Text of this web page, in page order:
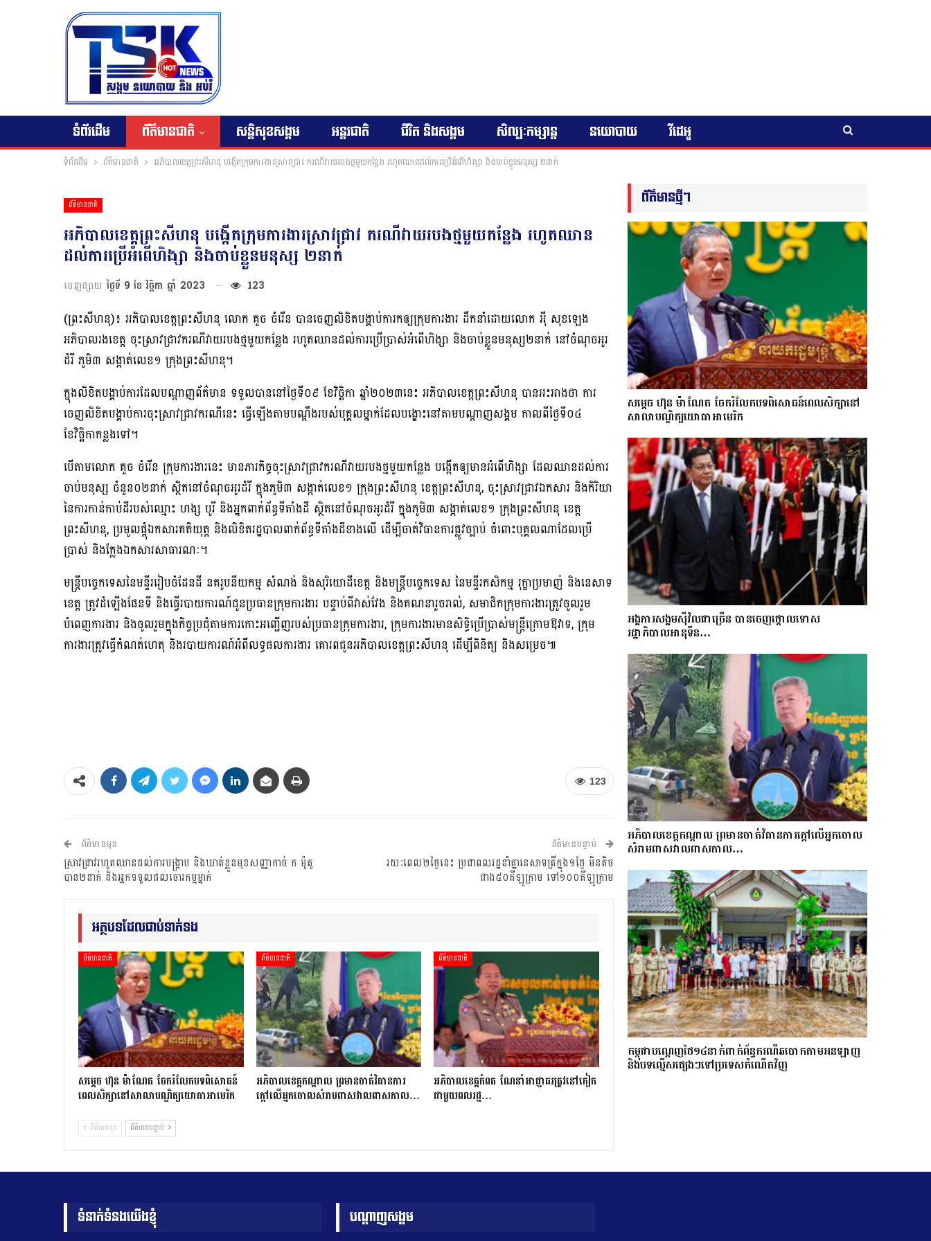
ទំព័រដើម ព័ត៌មានជាតិ សន្តិសុខសង្គម អន្តរជាតិ ជីវិត និងសង្គម សិល្បៈកម្សាន្ត នយោបាយ វីដេអូ
ទំព័រដើម ព័ត៌មានជាតិ អភិបាលខេត្តព្រះសីហនុ បង្កើតក្រុមការងារស្រាវជ្រាវ ករណីវាយរបងថ្មមួយកន្លែង រហូតឈានដល់ការប្រើអំពើហិង្សា និងចាប់ខ្លួនមនុស្ស ២នាក់
ព័ត៌មានជាតិ
អភិបាលខេត្តព្រះសីហនុ បង្កើតក្រុមការងារស្រាវជ្រាវ ករណីវាយរបងថ្មមួយកន្លែង រហូតឈាន
ដល់ការប្រើអំពើហិង្សា និងចាប់ខ្លួនមនុស្ស ២នាក់
ចេញផ្សាយ ថ្ងៃទី 9 ខែ វិច្ឆិកា ឆ្នាំ 2023 123
(ព្រះសីហនុ)៖ អភិបាលខេត្តព្រះសីហនុ លោក គួច ចំរើន បានចេញលិខិតបង្គាប់ការកឲ្យក្រុមការងារ ដឹកនាំដោយលោក អ៉ី សុខឡេង
អភិបាលរងខេត្ត ចុះស្រាវជ្រាវករណីវាយរបងថ្មមួយកន្លែង រហូតឈានដល់ការប្រើប្រាស់អំពើហិង្សា និងចាប់ខ្លួនមនុស្ស២នាក់ នៅចំណុចអូរ
ដំរី ភូមិ៣ សង្កាត់លេខ១ ក្រុងព្រះសីហនុ។
ក្នុងលិខិតបង្គាប់ការដែលបណ្ដាញព័ត៌មាន ទទួលបាននៅថ្ងៃទី០៩ ខែវិច្ឆិកា ឆ្នាំ២០២៣នេះ អភិបាលខេត្តព្រះសីហនុ បានអះអាងថា ការ
ចេញលិខិតបង្គាប់ការចុះស្រាវជ្រាវករណីនេះ ធ្វើឡើងតាមបណ្ដឹងរបស់បុគ្គលម្នាក់ដែលបង្ហោះនៅតាមបណ្ដាញសង្គម កាលពីថ្ងៃទី០៤
ខែវិច្ឆិកាកន្លងទៅ។
បើតាមលោក គួច ចំរើន ក្រុមការងារនេះ មានភារកិច្ចចុះស្រាវជ្រាវករណីវាយរបងថ្មមួយកន្លែង បង្កើតឲ្យមានអំពើហិង្សា ដែលឈានដល់ការ
ចាប់មនុស្ស ចំនួន០២នាក់ ស្ថិតនៅចំណុចអូរដំរី ក្នុងភូមិ៣ សង្កាត់លេខ១ ក្រុងព្រះសីហនុ ខេត្តព្រះសីហនុ, ចុះស្រាវជ្រាវឯកសារ និងកិរិយា
នៃការកាន់កាប់ដីរបស់ឈ្មោះ ហង្ស បូរី និងអ្នកពាក់ព័ន្ធទីតាំងដី ស្ថិតនៅចំណុចអូរដំរី ក្នុងភូមិ៣ សង្កាត់លេខ១ ក្រុងព្រះសីហនុ ខេត្ត
ព្រះសីហនុ, ប្រមូលផ្តុំឯកសារគតិយុត្ត និងលិខិតរដ្ឋបាលពាក់ព័ន្ធទីតាំងដីខាងលើ ដើម្បីចាត់វិធានការផ្លូវច្បាប់ ចំពោះបុគ្គលណាដែលប្រើ
ប្រាស់ និងក្លែងឯកសារសាធារណៈ។
មន្ត្រីបច្ចេកទេសនៃមន្ទីររៀបចំដែនដី នគរូបនីយកម្ម សំណង់ និងសុរិយោដីខេត្ត និងមន្ត្រីបច្ចេកទេស នៃមន្ទីរកសិកម្ម រុក្ខាប្រមាញ់ និងនេសាទ
ខេត្ត ត្រូវដំឡើងផែនទី និងធ្វើរបាយការណ៍ជូនប្រធានក្រុមការងារ បន្ទាប់ពីវាស់វែង និងគណនារួចរាល់, សមាជិកក្រុមការងារត្រូវចូលរួម
បំពេញការងារ និងចូលរួមក្នុងកិច្ចប្រជុំតាមការកោះអញ្ជើញរបស់ប្រធានក្រុមការងារ, ក្រុមការងារមានសិទ្ធិប្រើប្រាស់មន្ត្រីក្រោមឱវាទ, ក្រុម
ការងារត្រូវធ្វើកំណត់ហេតុ និងរបាយការណ៍អំពីលទ្ធផលការងារ គោរពជូនអភិបាលខេត្តព្រះសីហនុ ដើម្បីពិនិត្យ និងសម្រេច៕
123
ព័ត៌មានមុន
ស្រាវជ្រាវរហូតឈានដល់ការបង្ក្រាប និងឃាត់ខ្លួនមុខសញ្ញាកាច់ ក ម៉ូតូ
បាន២នាក់ និងអ្នកទទួលផលចោរកម្មម្នាក់
ព័ត៌មានបន្ទាប់
រយៈពេល២ថ្ងៃនេះ ប្រជាពលរដ្ឋនាំគ្នានេសាទត្រីក្នុង១ថ្ងៃ មិនតិច
ជាង៥០គីឡូក្រាម ទៅ១០០គីឡូក្រាម
អត្ថបទដែលជាប់ទាក់ទង
ព័ត៌មានជាតិ
សម្តេច ហ៊ុន ម៉ាណែត ចែករំលែកបទពិសោធន៍
ពេលសិក្សានៅសាលាបណ្ឌិត្យ​យោ​ធា​អាមេរិក
ព័ត៌មានជាតិ
អភិបាលខេត្តកណ្ដាល ព្រមានចាត់វិធានការ
ក្ដៅលើអ្នកចោលសំរាមពាសវាលពាសកាល…
ព័ត៌មានជាតិ
អភិបាលខេត្តកំពត ណែនាំអាជ្ញាធរត្រូវនៅកៀក
ជាមួយពលរដ្ឋ…
ព័ត៌មានមុន ព័ត៌មានបន្ទាប់
ព័ត៌មានថ្មីៗ
សម្តេច ហ៊ុន ម៉ាណែត ចែករំលែកបទពិសោធន៍ពេលសិក្សានៅ
សាលាបណ្ឌិត្យ​យោ​ធា​អាមេរិក
អង្គការសង្គមស៊ីវិលជាច្រើន បានចេញថ្កោលទោស
រដ្ឋាភិបាលអានុទីន…
អភិបាលខេត្តកណ្ដាល ព្រមានចាត់វិធានការក្ដៅលើអ្នកចោល
សំរាមពាសវាលពាសកាល…
កម្ពុជាបណ្ដេញថៃ១៤នាក់ពាក់ព័ន្ធករណីឆបោកតាមអនឡាញ
និងបទល្មើសផ្សេងៗទៅប្រទេសកំណើតវិញ
ទំនាក់ទំនងយើងខ្ញុំ បណ្តាញសង្គម